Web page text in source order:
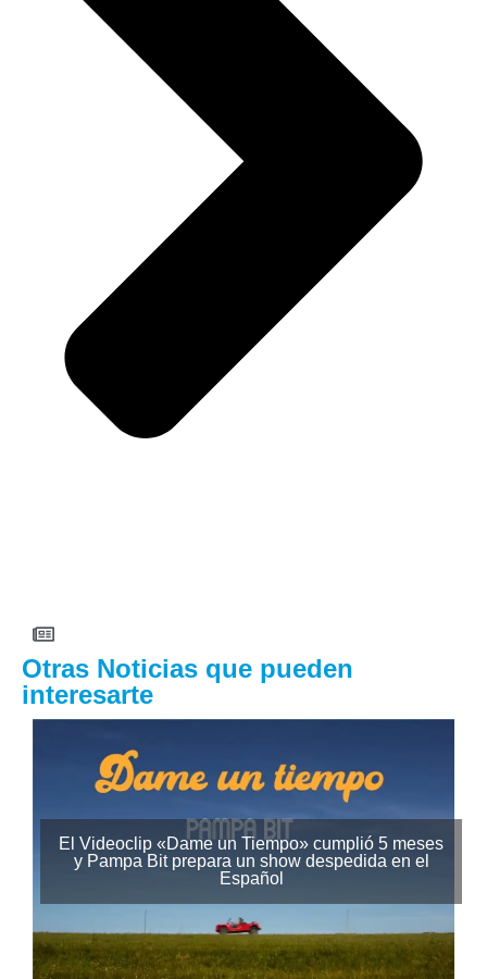
Otras Noticias que pueden
interesarte
El Videoclip «Dame un Tiempo» cumplió 5 meses
y Pampa Bit prepara un show despedida en el
Español